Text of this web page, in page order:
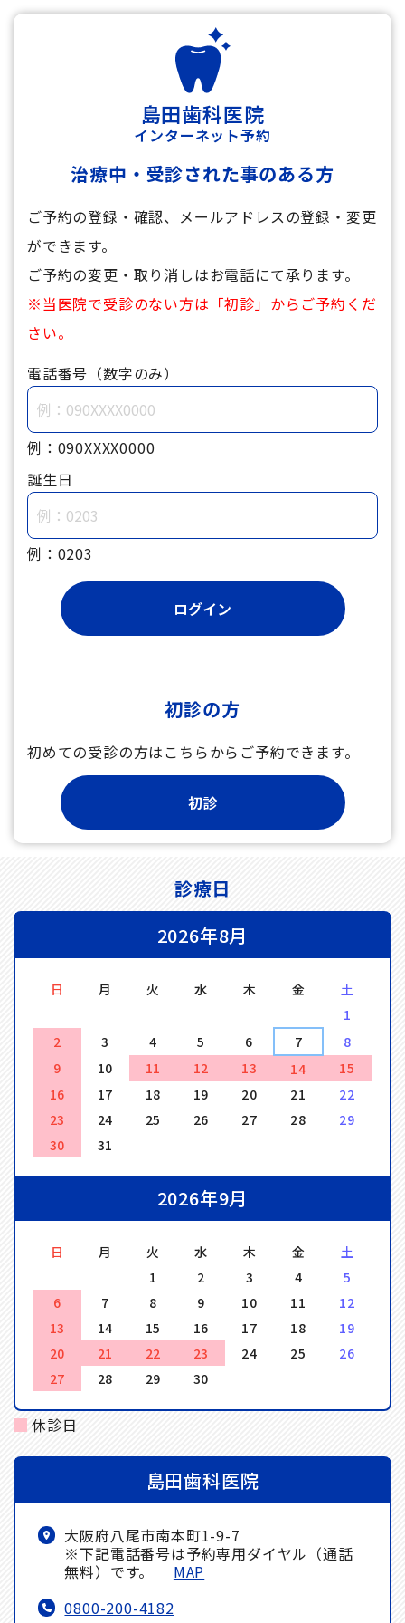
島田歯科医院
インターネット予約
治療中・受診された事のある方
ご予約の登録・確認、メールアドレスの登録・変更
ができます。
ご予約の変更・取り消しはお電話にて承ります。
※当医院で受診のない方は「初診」からご予約くだ
さい。
電話番号（数字のみ）
例：090XXXX0000
誕生日
例：0203
初診の方
初めての受診の方はこちらからご予約できます。
診療日
2026年8月
日 月 火 水 木 金
土
1
2
3 4 5 6 7
8
9
10 11 12 13 14
15
16
17 18 19 20 21
22
23
24 25 26 27 28
29
30
31
2026年9月
日 月 火 水 木 金
土
1
2 3 4
5
6
7 8 9 10 11
12
13
14 15 16 17 18
19
20
21 22 23 24 25
26
27
28 29 30
休診日
島田歯科医院
大阪府八尾市南本町1-9-7
※下記電話番号は予約専用ダイヤル（通話
無料）です。 MAP
0800-200-4182